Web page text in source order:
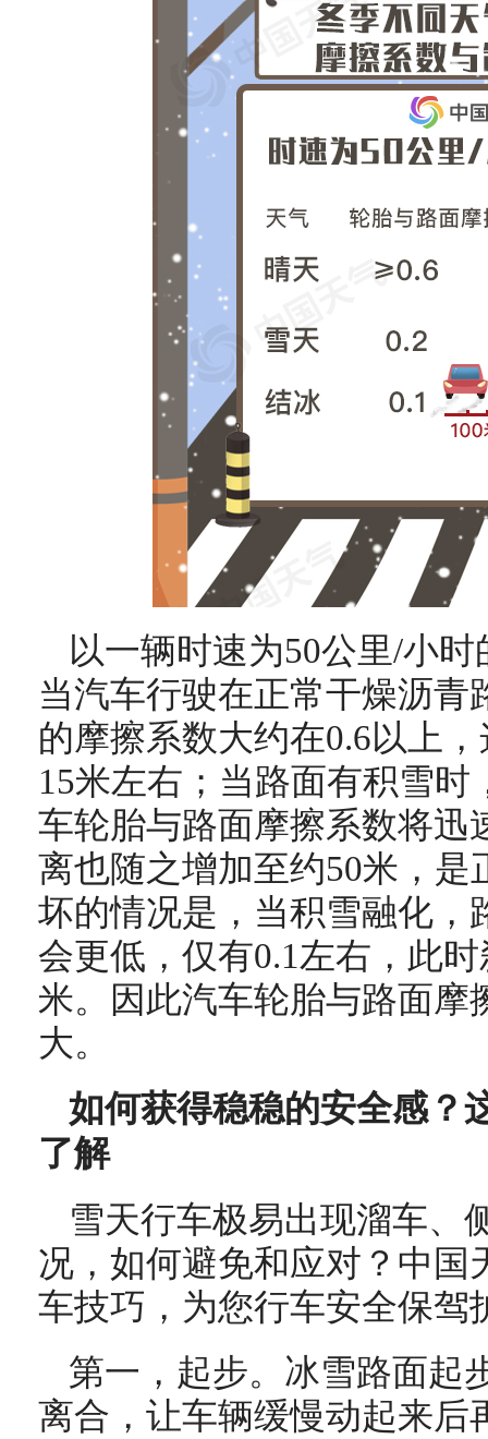
以一辆时速为50公里/小
当汽车行驶在正常干燥沥青
的摩擦系数大约在0.6以上
15米左右；当路面有积雪
车轮胎与路面摩擦系数将迅
离也随之增加至约50米，是
坏的情况是，当积雪融化，
会更低，仅有0.1左右，此
米。因此汽车轮胎与路面摩
大。
如何获得稳稳的安全感？
了解
雪天行车极易出现溜车、
况，如何避免和应对？中国
车技巧，为您行车安全保驾
第一，起步。冰雪路面起
离合，让车辆缓慢动起来后